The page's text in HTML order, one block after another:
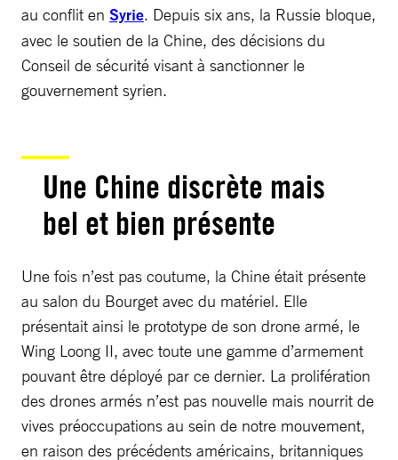
au conflit en Syrie. Depuis six ans, la Russie bloque,
avec le soutien de la Chine, des décisions du
Conseil de sécurité visant à sanctionner le
gouvernement syrien.
Une Chine discrète mais
bel et bien présente
Une fois n’est pas coutume, la Chine était présente
au salon du Bourget avec du matériel. Elle
présentait ainsi le prototype de son drone armé, le
Wing Loong II, avec toute une gamme d’armement
pouvant être déployé par ce dernier. La prolifération
des drones armés n’est pas nouvelle mais nourrit de
vives préoccupations au sein de notre mouvement,
en raison des précédents américains, britanniques